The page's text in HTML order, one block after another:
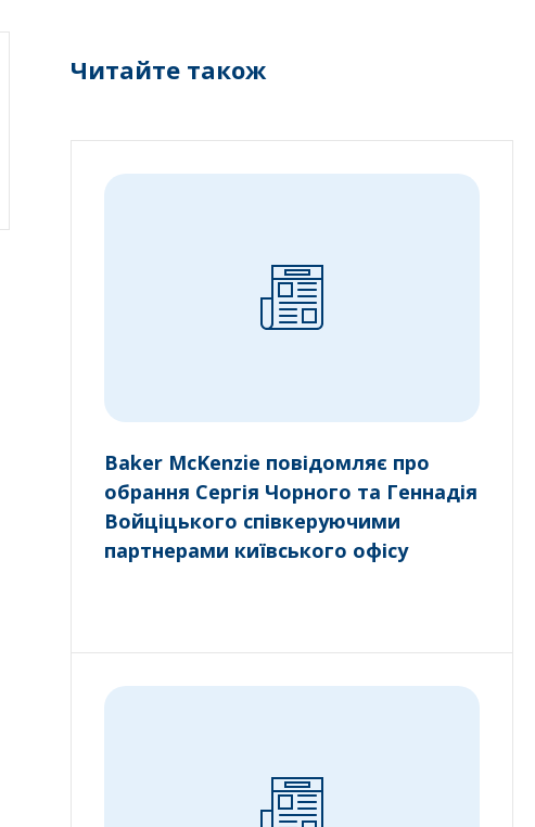
Читайте також
Baker McKenzie повідомляє про
обрання Сергія Чорного та Геннадія
Войціцького співкеруючими
партнерами київського офісу